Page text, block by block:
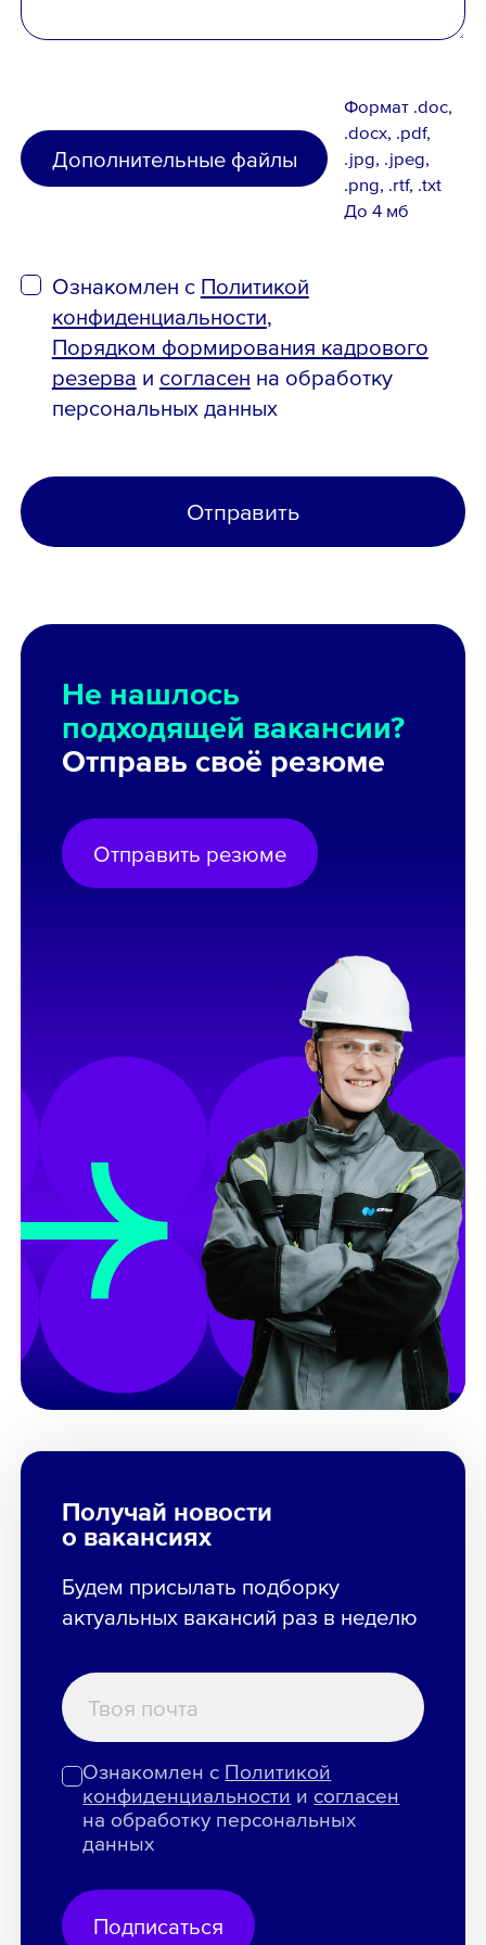
Дополнительные файлы
Формат .doc,
.docx, .pdf,
.jpg, .jpeg,
.png, .rtf, .txt
До 4 мб
Ознакомлен с Политикой
конфиденциальности,
Порядком формирования кадрового
резерва и согласен на обработку
персональных данных
Отправить
Не нашлось
подходящей вакансии?
Отправь своё резюме
Отправить резюме
Получай новости
о вакансиях
Будем присылать подборку
актуальных вакансий раз в неделю
Ознакомлен с Политикой
конфиденциальности и согласен
на обработку персональных
данных
Подписаться